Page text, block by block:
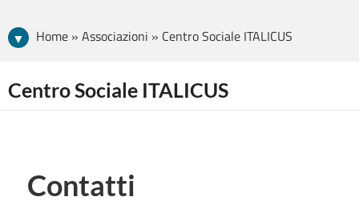
Home » Associazioni » Centro Sociale ITALICUS
Centro Sociale ITALICUS
Contatti